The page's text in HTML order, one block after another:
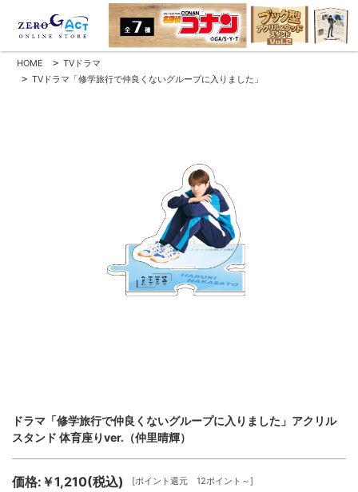
HOME > TVドラマ
> TVドラマ「修学旅行で仲良くないグループに入りました」
ドラマ「修学旅行で仲良くないグループに入りました」アクリル
スタンド 体育座りver.（仲里晴輝）
価格:￥1,210(税込) [ポイント還元 12ポイント～]